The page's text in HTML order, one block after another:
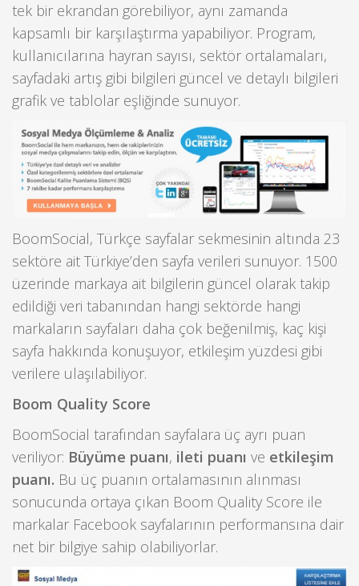
tek bir ekrandan görebiliyor, aynı zamanda
kapsamlı bir karşılaştırma yapabiliyor. Program,
kullanıcılarına hayran sayısı, sektör ortalamaları,
sayfadaki artış gibi bilgileri güncel ve detaylı bilgileri
grafik ve tablolar eşliğinde sunuyor.
BoomSocial, Türkçe sayfalar sekmesinin altında 23
sektöre ait Türkiye’den sayfa verileri sunuyor. 1500
üzerinde markaya ait bilgilerin güncel olarak takip
edildiği veri tabanından hangi sektörde hangi
markaların sayfaları daha çok beğenilmiş, kaç kişi
sayfa hakkında konuşuyor, etkileşim yüzdesi gibi
verilere ulaşılabiliyor.
Boom Quality Score
BoomSocial tarafından sayfalara üç ayrı puan
veriliyor: Büyüme puanı, ileti puanı ve etkileşim
puanı. Bu üç puanın ortalamasının alınması
sonucunda ortaya çıkan Boom Quality Score ile
markalar Facebook sayfalarının performansına dair
net bir bilgiye sahip olabiliyorlar.